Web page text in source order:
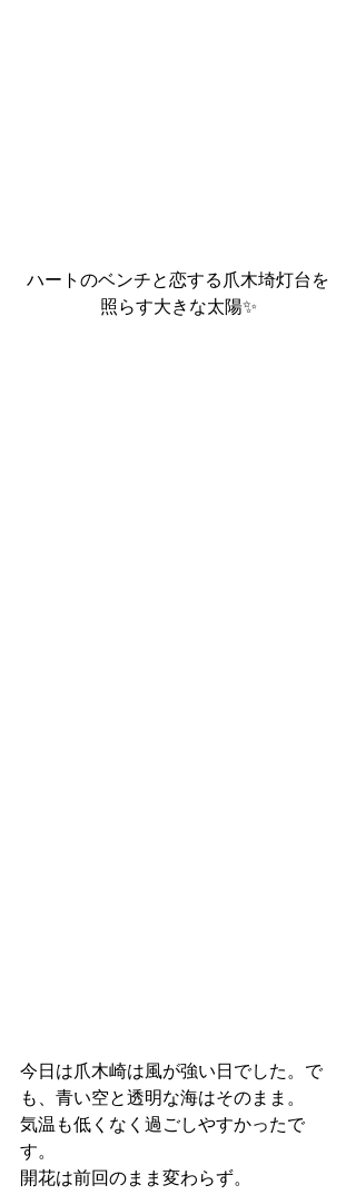
ハートのベンチと恋する爪木埼灯台を
照らす大きな太陽✨
今日は爪木崎は風が強い日でした。で
も、青い空と透明な海はそのまま。
気温も低くなく過ごしやすかったで
す。
開花は前回のまま変わらず。